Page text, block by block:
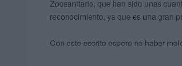
Zoosanitario, que han sido unas
reconocimiento, ya que es una gran
Con este escrito espero no haber